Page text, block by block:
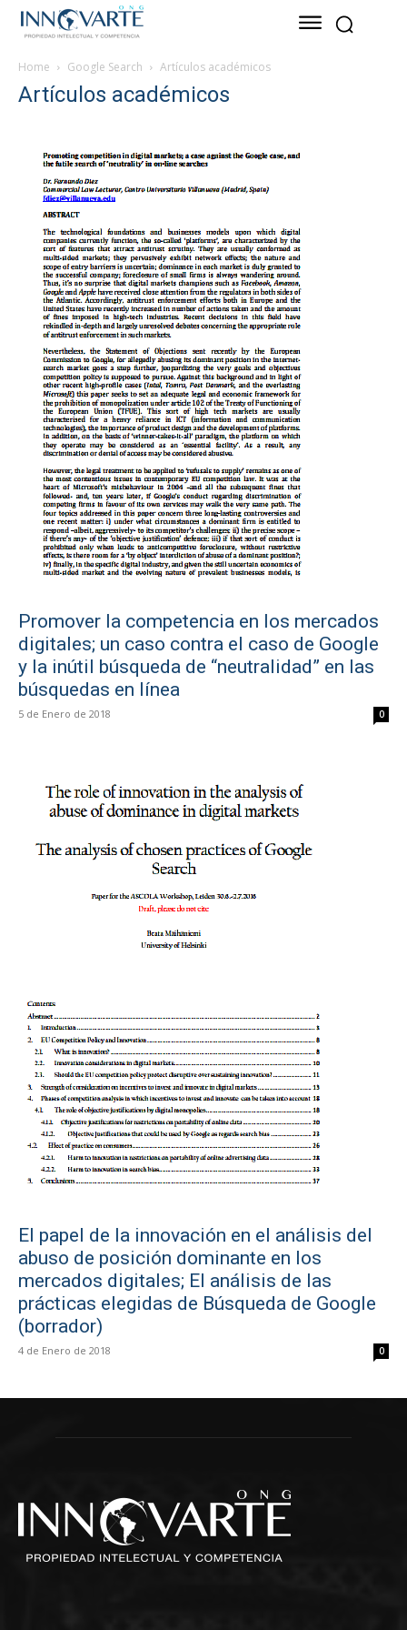
Home Google Search Artículos académicos
Artículos académicos
Promover la competencia en los mercados
digitales; un caso contra el caso de Google
y la inútil búsqueda de “neutralidad” en las
búsquedas en línea
5 de Enero de 2018 0
El papel de la innovación en el análisis del
abuso de posición dominante en los
mercados digitales; El análisis de las
prácticas elegidas de Búsqueda de Google
(borrador)
4 de Enero de 2018 0